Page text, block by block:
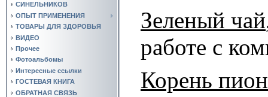
СИНЕЛЬНИКОВ
ОПЫТ ПРИМЕНЕНИЯ
ТОВАРЫ ДЛЯ ЗДОРОВЬЯ
ВИДЕО
Прочее
Фотоальбомы
Интересные ссылки
ГОСТЕВАЯ КНИГА
ОБРАТНАЯ СВЯЗЬ
Зеленый чай
работе с
Корень